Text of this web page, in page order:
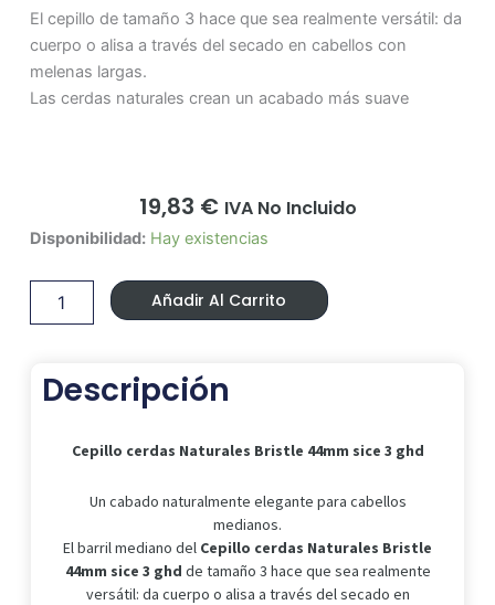
El cepillo de tamaño 3 hace que sea realmente versátil: da
cuerpo o alisa a través del secado en cabellos con
melenas largas.
Las cerdas naturales crean un acabado más suave
19,83 € IVA No Incluido
Disponibilidad: Hay existencias
Cepillo
Naturales
Bristle
44mm
ghd
Añadir Al Carrito
Descripción
Cepillo cerdas Naturales Bristle 44mm sice 3 ghd
Un cabado naturalmente elegante para cabellos
medianos.
El barril mediano del Cepillo cerdas Naturales Bristle
44mm sice 3 ghd de tamaño 3 hace que sea realmente
versátil: da cuerpo o alisa a través del secado en